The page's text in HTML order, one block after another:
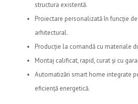
structura existentă.
Proiectare personalizată în funcție
arhitectural.
Producție la comandă cu materiale
Montaj calificat, rapid, curat și cu
Automatizări smart home integrate
eficiență energetică.